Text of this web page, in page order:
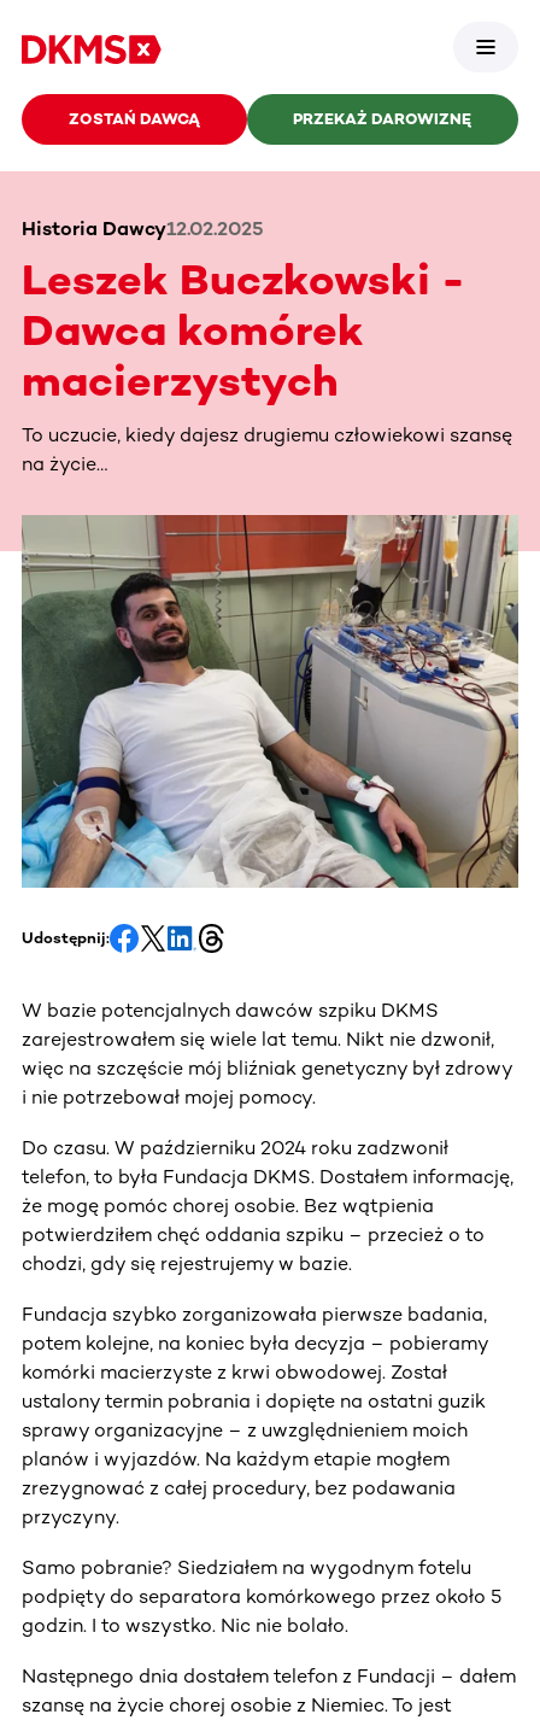
ZOSTAŃ DAWCĄ PRZEKAŻ DAROWIZNĘ
Historia Dawcy12.02.2025
Leszek Buczkowski -
Dawca komórek
macierzystych
To uczucie, kiedy dajesz drugiemu człowiekowi szansę
na życie…
Udostępnij:
W bazie potencjalnych dawców szpiku DKMS
zarejestrowałem się wiele lat temu. Nikt nie dzwonił,
więc na szczęście mój bliźniak genetyczny był zdrowy
i nie potrzebował mojej pomocy.
Do czasu. W październiku 2024 roku zadzwonił
telefon, to była Fundacja DKMS. Dostałem informację,
że mogę pomóc chorej osobie. Bez wątpienia
potwierdziłem chęć oddania szpiku – przecież o to
chodzi, gdy się rejestrujemy w bazie.
Fundacja szybko zorganizowała pierwsze badania,
potem kolejne, na koniec była decyzja – pobieramy
komórki macierzyste z krwi obwodowej. Został
ustalony termin pobrania i dopięte na ostatni guzik
sprawy organizacyjne – z uwzględnieniem moich
planów i wyjazdów. Na każdym etapie mogłem
zrezygnować z całej procedury, bez podawania
przyczyny.
Samo pobranie? Siedziałem na wygodnym fotelu
podpięty do separatora komórkowego przez około 5
godzin. I to wszystko. Nic nie bolało.
Następnego dnia dostałem telefon z Fundacji – dałem
szansę na życie chorej osobie z Niemiec. To jest